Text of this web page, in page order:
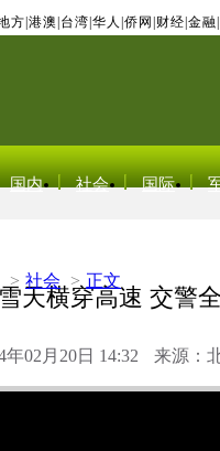
方 港澳 台湾 华人 侨网 财经 金融
国内 社会 国际
> 社会 > 正文
天横穿高速 交警
02月20日 14:32 来源：